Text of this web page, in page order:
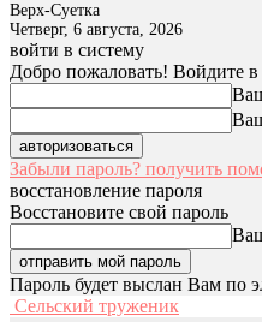
Верх-Суетка
Четверг, 6 августа, 2026
войти в систему
Добро пожаловать! Войдите
Забыли пароль? получить
восстановление пароля
Восстановите свой пароль
Пароль будет выслан Вам по
Сельский труженик